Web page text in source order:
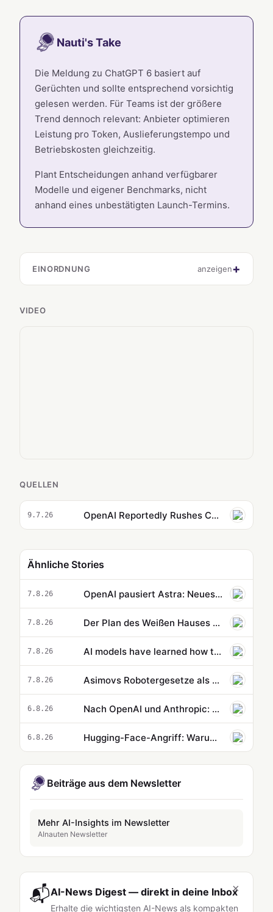
Nauti's Take
Die Meldung zu ChatGPT 6 basiert auf
Gerüchten und sollte entsprechend vorsichtig
gelesen werden. Für Teams ist der größere
Trend dennoch relevant: Anbieter optimieren
Leistung pro Token, Auslieferungstempo und
Betriebskosten gleichzeitig.
Plant Entscheidungen anhand verfügbarer
Modelle und eigener Benchmarks, nicht
anhand eines unbestätigten Launch-Termins.
EINORDNUNG anzeigen
VIDEO
QUELLEN
9.7.26 OpenAI Reportedly Rushes ChatGPT 6 Release to Counter Fable 5.1
Ähnliche Stories
7.8.26 OpenAI pausiert Astra: Neues AI-Modell erfüllt eigene Sicherheitsstandards noch nicht
7.8.26 Der Plan des Weißen Hauses für AI-Sicherheitstests bleibt geheim
7.8.26 AI models have learned how to cheat. That might actually be a good thing.
7.8.26 Asimovs Robotergesetze als Vorlage für moderne AI-Regeln
6.8.26 Nach OpenAI und Anthropic: Meta meldet plötzlich auch AI-Hackerangriffe
6.8.26 Hugging-Face-Angriff: Warum AI-Sicherheitsregeln Hackern einen Vorteil verschaffen könnten
Beiträge aus dem Newsletter
Mehr AI-Insights im Newsletter
AInauten Newsletter
×
📬AI-News Digest — direkt in deine Inbox
Erhalte die wichtigsten AI-News als kompakten